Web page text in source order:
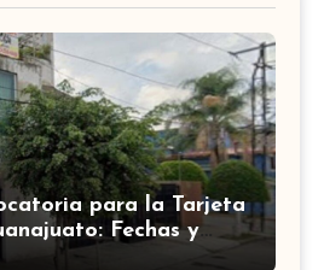
para la Tarjeta
Fechas y
de registro